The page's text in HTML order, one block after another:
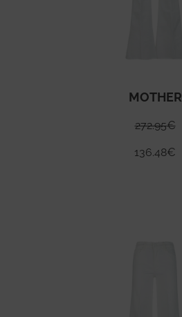
MOTHER
272.95€
136.48€